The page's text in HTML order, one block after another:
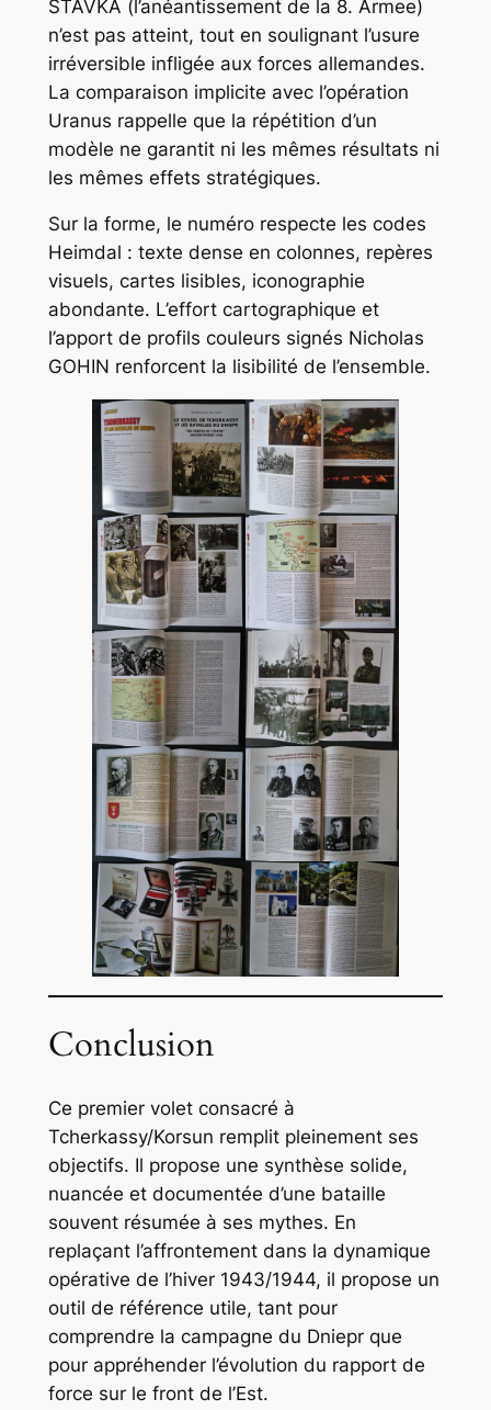
STAVKA (l’anéantissement de la 8. Armee)
n’est pas atteint, tout en soulignant l’usure
irréversible infligée aux forces allemandes.
La comparaison implicite avec l’opération
Uranus rappelle que la répétition d’un
modèle ne garantit ni les mêmes résultats ni
les mêmes effets stratégiques.
Sur la forme, le numéro respecte les codes
Heimdal : texte dense en colonnes, repères
visuels, cartes lisibles, iconographie
abondante. L’effort cartographique et
l’apport de profils couleurs signés Nicholas
GOHIN renforcent la lisibilité de l’ensemble.
Conclusion
Ce premier volet consacré à
Tcherkassy/Korsun remplit pleinement ses
objectifs. Il propose une synthèse solide,
nuancée et documentée d’une bataille
souvent résumée à ses mythes. En
replaçant l’affrontement dans la dynamique
opérative de l’hiver 1943/1944, il propose un
outil de référence utile, tant pour
comprendre la campagne du Dniepr que
pour appréhender l’évolution du rapport de
force sur le front de l’Est.